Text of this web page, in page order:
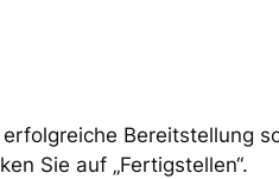
erfolgreiche Bereitstellung
Sie auf „Fertigstellen“.